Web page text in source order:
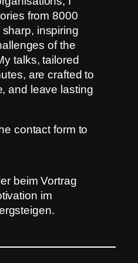
from 8000
inspiring
of the
talks, tailored
are crafted to
and leave lasting
contact form to